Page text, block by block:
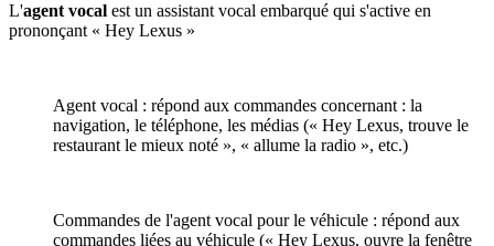
L'agent vocal est un assistant vocal embarqué qui s'active en
prononçant « Hey Lexus »
Agent vocal : répond aux commandes concernant : la
navigation, le téléphone, les médias (« Hey Lexus, trouve le
restaurant le mieux noté », « allume la radio », etc.)
Commandes de l'agent vocal pour le véhicule : répond aux
commandes liées au véhicule (« Hey Lexus, ouvre la fenêtre